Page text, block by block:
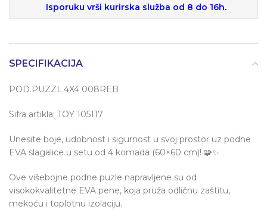
Isporuku vrši kurirska služba od 8 do 16h.
SPECIFIKACIJA
POD.PUZZL.4X4 008REB
Sifra artikla: TOY 105117
Unesite boje, udobnost i sigurnost u svoj prostor uz podne
EVA slagalice u setu od 4 komada (60×60 cm)! 🧩✨
Ove višebojne podne puzle napravljene su od
visokokvalitetne EVA pene, koja pruža odličnu zaštitu,
mekoću i toplotnu izolaciju.